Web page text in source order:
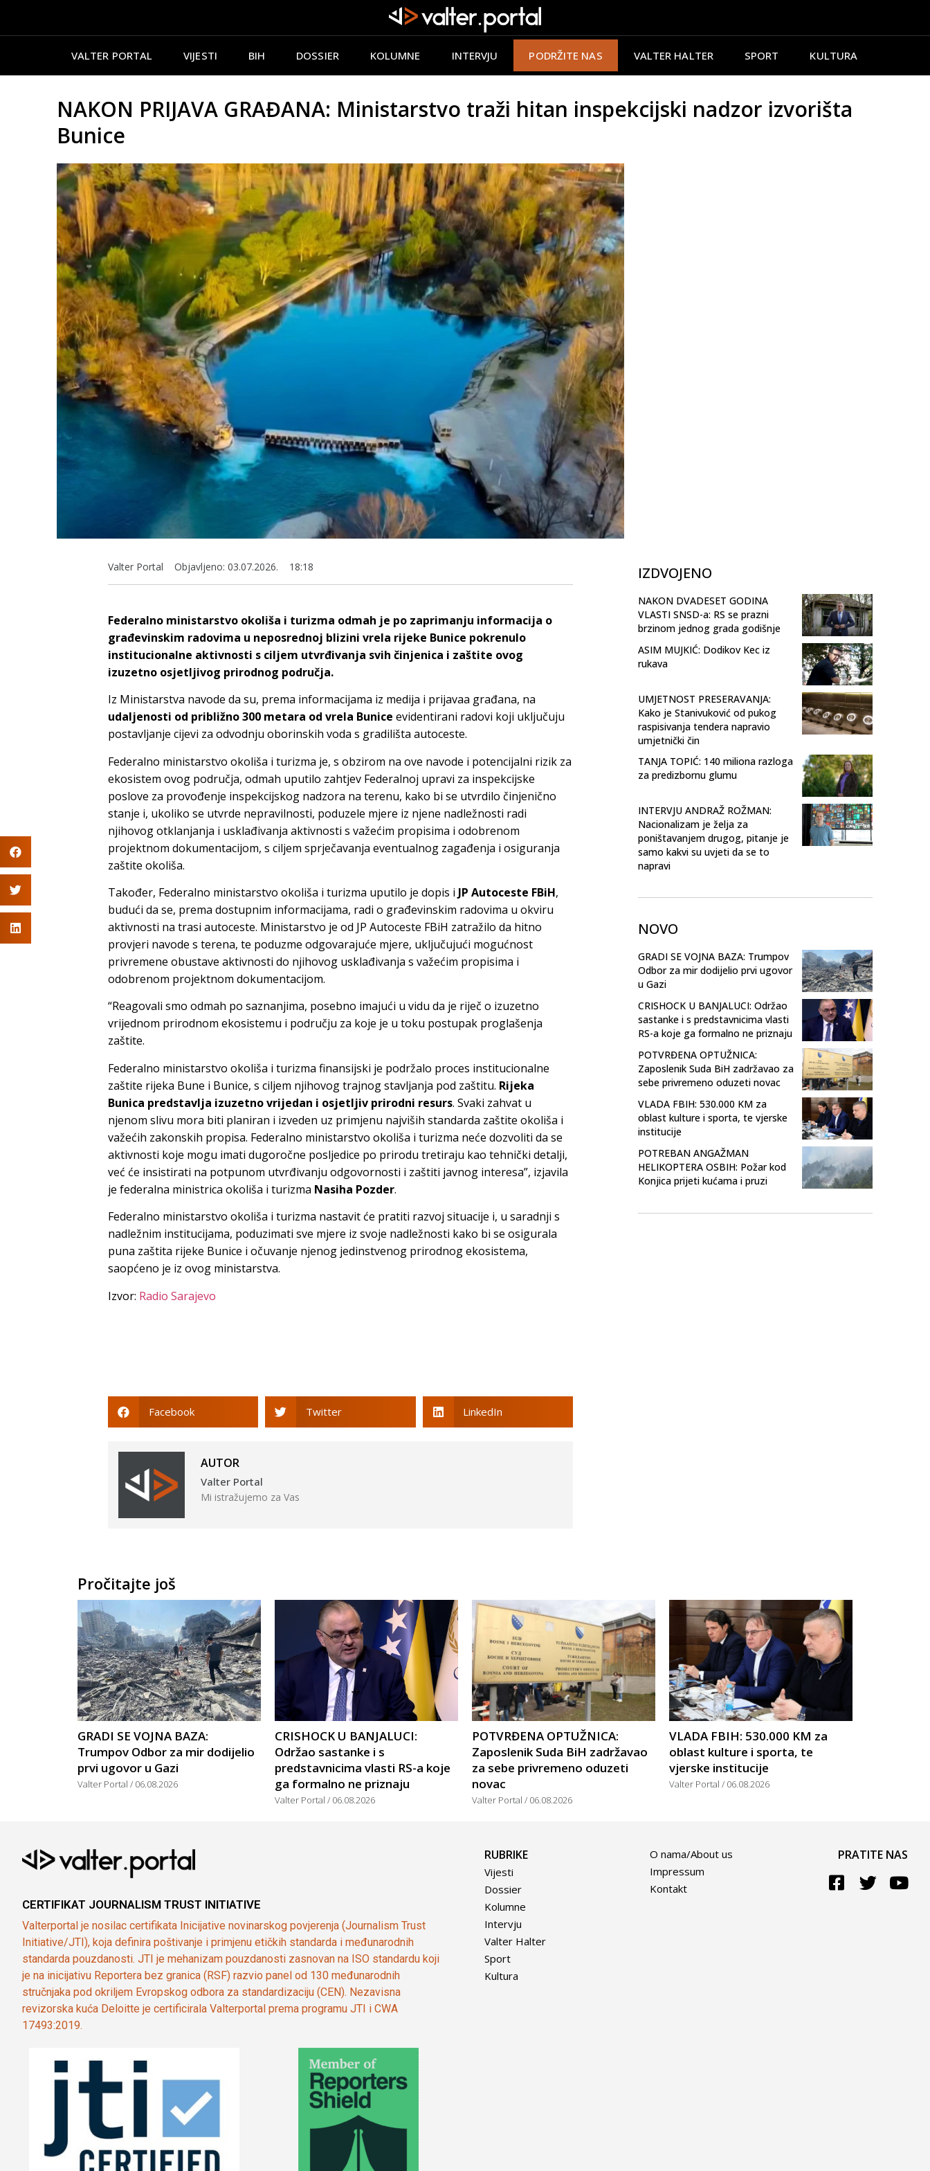
VALTER PORTAL VIJESTI BIH DOSSIER KOLUMNE INTERVJU PODRŽITE NAS VALTER HALTER SPORT KULTURA
NAKON PRIJAVA GRAĐANA: Ministarstvo traži hitan inspekcijski nadzor izvorišta
Bunice
Valter Portal Objavljeno: 03.07.2026. 18:18
Federalno ministarstvo okoliša i turizma odmah je po zaprimanju informacija o
građevinskim radovima u neposrednoj blizini vrela rijeke Bunice pokrenulo
institucionalne aktivnosti s ciljem utvrđivanja svih činjenica i zaštite ovog
izuzetno osjetljivog prirodnog područja.
Iz Ministarstva navode da su, prema informacijama iz medija i prijavaa građana, na
udaljenosti od približno 300 metara od vrela Bunice evidentirani radovi koji uključuju
postavljanje cijevi za odvodnju oborinskih voda s gradilišta autoceste.
Federalno ministarstvo okoliša i turizma je, s obzirom na ove navode i potencijalni rizik za
ekosistem ovog područja, odmah uputilo zahtjev Federalnoj upravi za inspekcijske
poslove za provođenje inspekcijskog nadzora na terenu, kako bi se utvrdilo činjenično
stanje i, ukoliko se utvrde nepravilnosti, poduzele mjere iz njene nadležnosti radi
njihovog otklanjanja i usklađivanja aktivnosti s važećim propisima i odobrenom
projektnom dokumentacijom, s ciljem sprječavanja eventualnog zagađenja i osiguranja
zaštite okoliša.
Također, Federalno ministarstvo okoliša i turizma uputilo je dopis i JP Autoceste FBiH,
budući da se, prema dostupnim informacijama, radi o građevinskim radovima u okviru
aktivnosti na trasi autoceste. Ministarstvo je od JP Autoceste FBiH zatražilo da hitno
provjeri navode s terena, te poduzme odgovarajuće mjere, uključujući mogućnost
privremene obustave aktivnosti do njihovog usklađivanja s važećim propisima i
odobrenom projektnom dokumentacijom.
“Reagovali smo odmah po saznanjima, posebno imajući u vidu da je riječ o izuzetno
vrijednom prirodnom ekosistemu i području za koje je u toku postupak proglašenja
zaštite.
Federalno ministarstvo okoliša i turizma finansijski je podržalo proces institucionalne
zaštite rijeka Bune i Bunice, s ciljem njihovog trajnog stavljanja pod zaštitu. Rijeka
Bunica predstavlja izuzetno vrijedan i osjetljiv prirodni resurs. Svaki zahvat u
njenom slivu mora biti planiran i izveden uz primjenu najviših standarda zaštite okoliša i
važećih zakonskih propisa. Federalno ministarstvo okoliša i turizma neće dozvoliti da se
aktivnosti koje mogu imati dugoročne posljedice po prirodu tretiraju kao tehnički detalji,
već će insistirati na potpunom utvrđivanju odgovornosti i zaštiti javnog interesa”, izjavila
je federalna ministrica okoliša i turizma Nasiha Pozder.
Federalno ministarstvo okoliša i turizma nastavit će pratiti razvoj situacije i, u saradnji s
nadležnim institucijama, poduzimati sve mjere iz svoje nadležnosti kako bi se osigurala
puna zaštita rijeke Bunice i očuvanje njenog jedinstvenog prirodnog ekosistema,
saopćeno je iz ovog ministarstva.
Izvor: Radio Sarajevo
Facebook Twitter LinkedIn
AUTOR
Valter Portal
Mi istražujemo za Vas
IZDVOJENO
NAKON DVADESET GODINA
VLASTI SNSD-a: RS se prazni
brzinom jednog grada godišnje
ASIM MUJKIĆ: Dodikov Kec iz
rukava
UMJETNOST PRESERAVANJA:
Kako je Stanivuković od pukog
raspisivanja tendera napravio
umjetnički čin
TANJA TOPIĆ: 140 miliona razloga
za predizbornu glumu
INTERVJU ANDRAŽ ROŽMAN:
Nacionalizam je želja za
poništavanjem drugog, pitanje je
samo kakvi su uvjeti da se to
napravi
NOVO
GRADI SE VOJNA BAZA: Trumpov
Odbor za mir dodijelio prvi ugovor
u Gazi
CRISHOCK U BANJALUCI: Održao
sastanke i s predstavnicima vlasti
RS-a koje ga formalno ne priznaju
POTVRĐENA OPTUŽNICA:
Zaposlenik Suda BiH zadržavao za
sebe privremeno oduzeti novac
VLADA FBIH: 530.000 KM za
oblast kulture i sporta, te vjerske
institucije
POTREBAN ANGAŽMAN
HELIKOPTERA OSBIH: Požar kod
Konjica prijeti kućama i pruzi
Pročitajte još
GRADI SE VOJNA BAZA:
Trumpov Odbor za mir dodijelio
prvi ugovor u Gazi
Valter Portal 06.08.2026
CRISHOCK U BANJALUCI:
Održao sastanke i s
predstavnicima vlasti RS-a koje
ga formalno ne priznaju
Valter Portal 06.08.2026
POTVRĐENA OPTUŽNICA:
Zaposlenik Suda BiH zadržavao
za sebe privremeno oduzeti
novac
Valter Portal 06.08.2026
VLADA FBIH: 530.000 KM za
oblast kulture i sporta, te
vjerske institucije
Valter Portal 06.08.2026
CERTIFIKAT JOURNALISM TRUST INITIATIVE
Valterportal je nosilac certifikata Inicijative novinarskog povjerenja (Journalism Trust
Initiative/JTI), koja definira poštivanje i primjenu etičkih standarda i međunarodnih
standarda pouzdanosti. JTI je mehanizam pouzdanosti zasnovan na ISO standardu koji
je na inicijativu Reportera bez granica (RSF) razvio panel od 130 međunarodnih
stručnjaka pod okriljem Evropskog odbora za standardizaciju (CEN). Nezavisna
revizorska kuća Deloitte je certificirala Valterportal prema programu JTI i CWA
17493:2019.
RUBRIKE
Vijesti
Dossier
Kolumne
Intervju
Valter Halter
Sport
Kultura
O nama/About us
Impressum
Kontakt
PRATITE NAS